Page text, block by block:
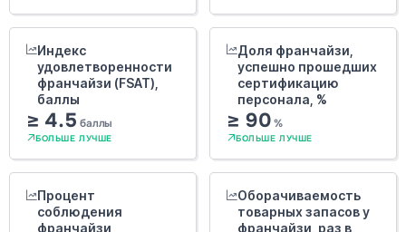
Индекс
удовлетворенности
франчайзи (FSAT),
баллы
≥ 4.5 баллы
БОЛЬШЕ ЛУЧШЕ
Доля франчайзи,
успешно прошедших
сертификацию
персонала, %
≥ 90%
БОЛЬШЕ ЛУЧШЕ
Процент
соблюдения
франчайзи
Оборачиваемость
товарных запасов у
франчайзи, раз в